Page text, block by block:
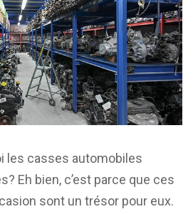
les casses automobiles
Eh bien, c’est parce que ces
sont un trésor pour eux.